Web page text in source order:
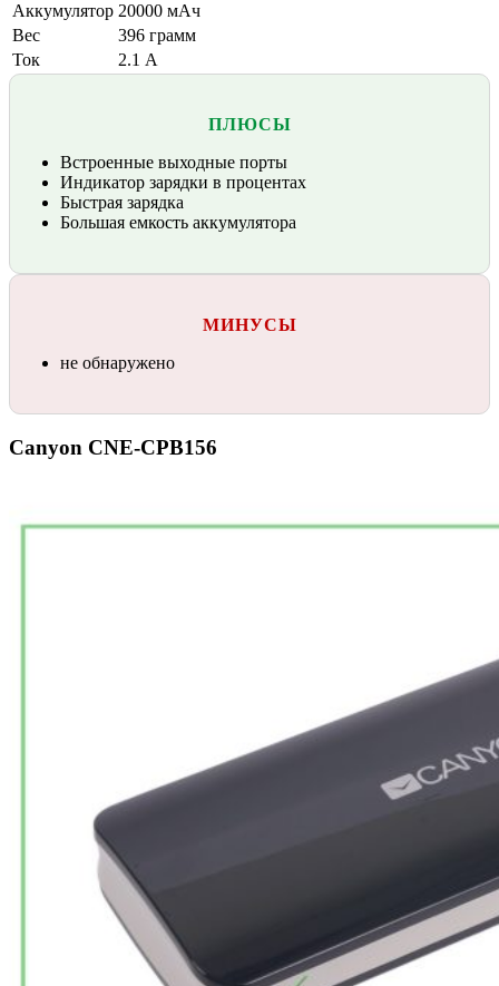
Аккумулятор 20000 мАч
Вес
396 грамм
Ток
2.1 А
ПЛЮСЫ
Встроенные выходные порты
Индикатор зарядки в процентах
Быстрая зарядка
Большая емкость аккумулятора
МИНУСЫ
не обнаружено
Canyon CNE-CPB156